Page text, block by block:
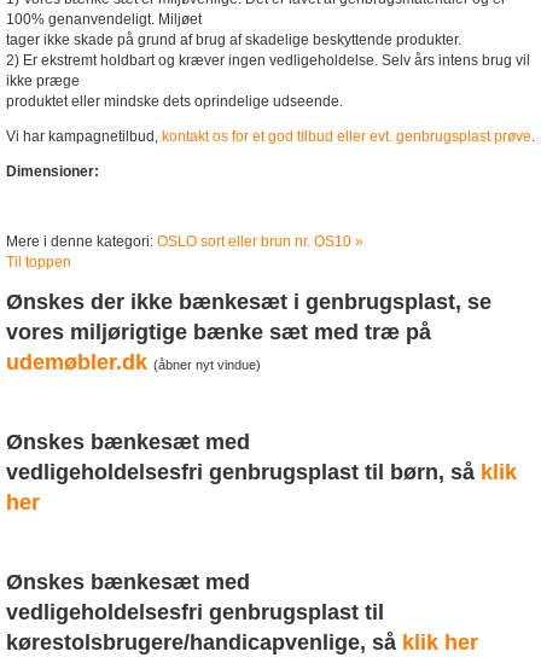
100% genanvendeligt. Miljøet
tager ikke skade på grund af brug af skadelige beskyttende produkter.
2) Er ekstremt holdbart og kræver ingen vedligeholdelse. Selv års intens brug vil
ikke præge
produktet eller mindske dets oprindelige udseende.
Vi har kampagnetilbud, kontakt os for et god tilbud eller evt. genbrugsplast prøve.
Dimensioner:
Mere i denne kategori: OSLO sort eller brun nr. OS10 »
Til toppen
Ønskes der ikke bænkesæt i genbrugsplast, se
vores miljørigtige bænke sæt med træ på
udemøbler.dk (åbner nyt vindue)
Ønskes bænkesæt med
vedligeholdelsesfri genbrugsplast til børn, så klik
her
Ønskes bænkesæt med
vedligeholdelsesfri genbrugsplast til
kørestolsbrugere/handicapvenlige, så klik her